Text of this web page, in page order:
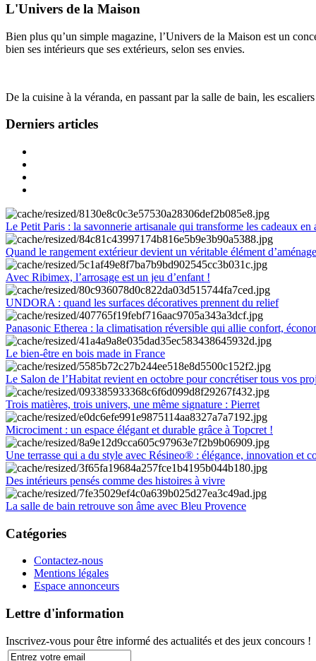
L'Univers de la Maison
Bien plus qu’un simple magazine, l’Univers de la Maison est un
bien ses intérieurs que ses extérieurs, selon ses envies.
De la cuisine à la véranda, en passant par la salle de bain, les
Derniers articles
Le Petit Paris : la savonnerie artisanale qui transforme les cadeaux en
Quand le rangement extérieur devient un véritable élément
Avec Ribimex, l’arrosage est un jeu d’enfant !
UNDORA : quand les surfaces décoratives prennent du relief
Panasonic Etherea : la climatisation réversible qui allie confort,
Le bien-être en bois made in France
Le Salon de l’Habitat revient en octobre pour concrétiser tous vos
Trois matières, trois univers, une même signature : Pierret
Microciment : un espace élégant et durable grâce à Topcret !
Une terrasse qui a du style avec Résineo® : élégance, innovation et
Des intérieurs pensés comme des histoires à vivre
La salle de bain retrouve son âme avec Bleu Provence
Catégories
Contactez-nous
Mentions légales
Espace annonceurs
Lettre d'information
Inscrivez-vous pour être informé des actualités et des jeux concours !